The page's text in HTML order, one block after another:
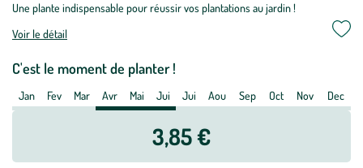
Une plante indispensable pour réussir vos plantations au jardin !
Voir le détail
C'est le moment de planter !
pot
10,5
Jan Fev Mar Avr Mai Jui Jui Aou Sep Oct Nov Dec
3,85 €